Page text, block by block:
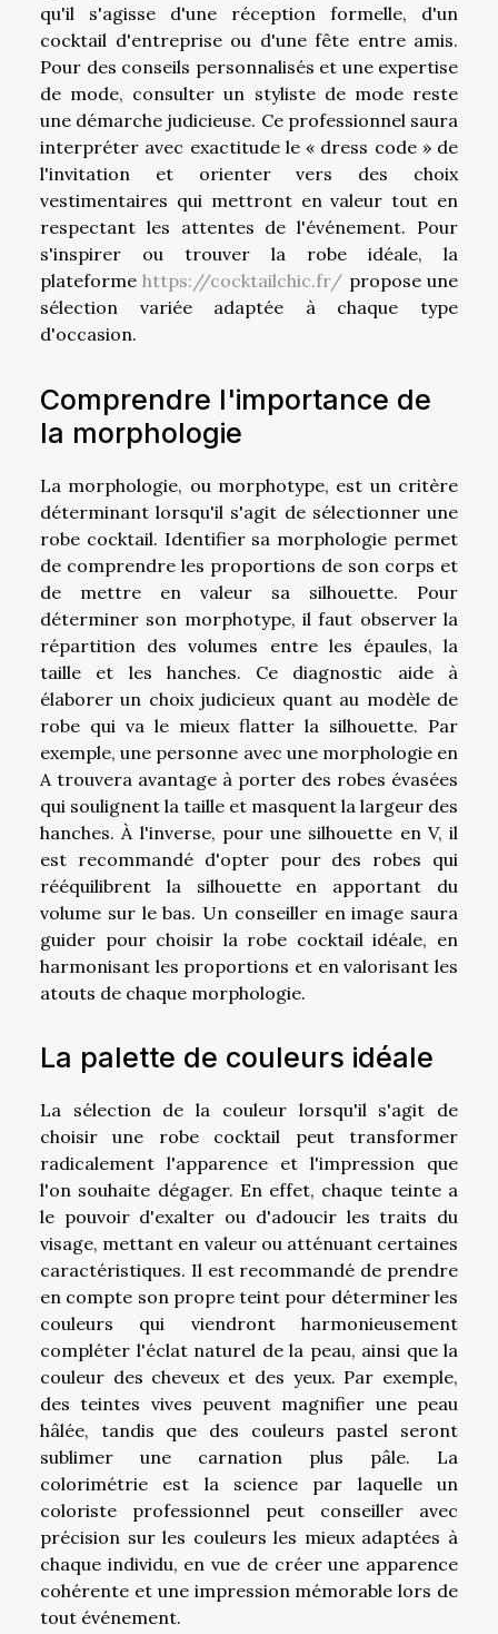
qu'il s'agisse d'une réception formelle, d'un
cocktail d'entreprise ou d'une fête entre amis.
Pour des conseils personnalisés et une expertise
de mode, consulter un styliste de mode reste
une démarche judicieuse. Ce professionnel saura
interpréter avec exactitude le « dress code » de
l'invitation et orienter vers des choix
vestimentaires qui mettront en valeur tout en
respectant les attentes de l'événement. Pour
s'inspirer ou trouver la robe idéale, la
plateformehttps://cocktailchic.fr/ propose une
sélection variée adaptée à chaque type
d'occasion.
Comprendre l'importance de
la morphologie
La morphologie, ou morphotype, est un critère
déterminant lorsqu'il s'agit de sélectionner une
robe cocktail. Identifier sa morphologie permet
de comprendre les proportions de son corps et
de mettre en valeur sa silhouette. Pour
déterminer son morphotype, il faut observer la
répartition des volumes entre les épaules, la
taille et les hanches. Ce diagnostic aide à
élaborer un choix judicieux quant au modèle de
robe qui va le mieux flatter la silhouette. Par
exemple, une personne avec une morphologie en
A trouvera avantage à porter des robes évasées
qui soulignent la taille et masquent la largeur des
hanches. À l'inverse, pour une silhouette en V, il
est recommandé d'opter pour des robes qui
rééquilibrent la silhouette en apportant du
volume sur le bas. Un conseiller en image saura
guider pour choisir la robe cocktail idéale, en
harmonisant les proportions et en valorisant les
atouts de chaque morphologie.
La palette de couleurs idéale
La sélection de la couleur lorsqu'il s'agit de
choisir une robe cocktail peut transformer
radicalement l'apparence et l'impression que
l'on souhaite dégager. En effet, chaque teinte a
le pouvoir d'exalter ou d'adoucir les traits du
visage, mettant en valeur ou atténuant certaines
caractéristiques. Il est recommandé de prendre
en compte son propre teint pour déterminer les
couleurs qui viendront harmonieusement
compléter l'éclat naturel de la peau, ainsi que la
couleur des cheveux et des yeux. Par exemple,
des teintes vives peuvent magnifier une peau
hâlée, tandis que des couleurs pastel seront
sublimer une carnation plus pâle. La
colorimétrie est la science par laquelle un
coloriste professionnel peut conseiller avec
précision sur les couleurs les mieux adaptées à
chaque individu, en vue de créer une apparence
cohérente et une impression mémorable lors de
tout événement.